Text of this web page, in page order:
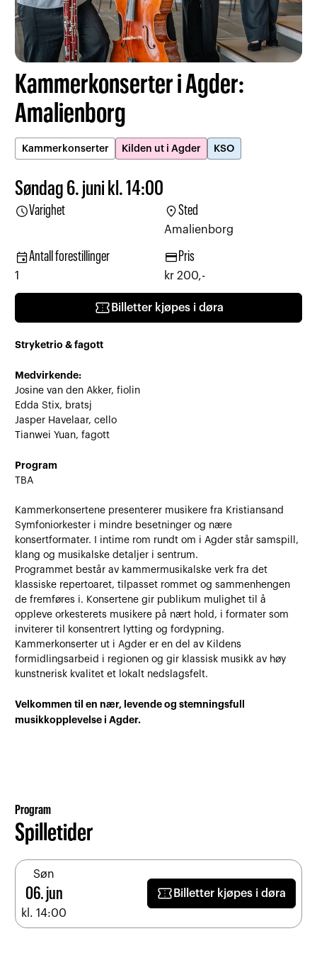
Kammerkonserter i Agder:
Amalienborg
Kammerkonserter Kilden ut i Agder KSO
Søndag 6. juni kl. 14:00
scheduleVarighet location_onSted
Amalienborg
eventAntall forestillinger
1
credit_card Pris
kr 200,-
confirmation_number Billetter kjøpes i døra
Stryketrio & fagott
Medvirkende:
Josine van den Akker, fiolin
Edda Stix, bratsj
Jasper Havelaar, cello
Tianwei Yuan, fagott
Program
TBA
Kammerkonsertene presenterer musikere fra Kristiansand
Symfoniorkester i mindre besetninger og nære
konsertformater. I intime rom rundt om i Agder står samspill,
klang og musikalske detaljer i sentrum.
Programmet består av kammermusikalske verk fra det
klassiske repertoaret, tilpasset rommet og sammenhengen
de fremføres i. Konsertene gir publikum mulighet til å
oppleve orkesterets musikere på nært hold, i formater som
inviterer til konsentrert lytting og fordypning.
Kammerkonserter ut i Agder er en del av Kildens
formidlingsarbeid i regionen og gir klassisk musikk av høy
kunstnerisk kvalitet et lokalt nedslagsfelt.
Velkommen til en nær, levende og stemningsfull
musikkopplevelse i Agder.
Program
Spilletider
Søn
06. jun
kl. 14:00
confirmation_number Billetter kjøpes i døra